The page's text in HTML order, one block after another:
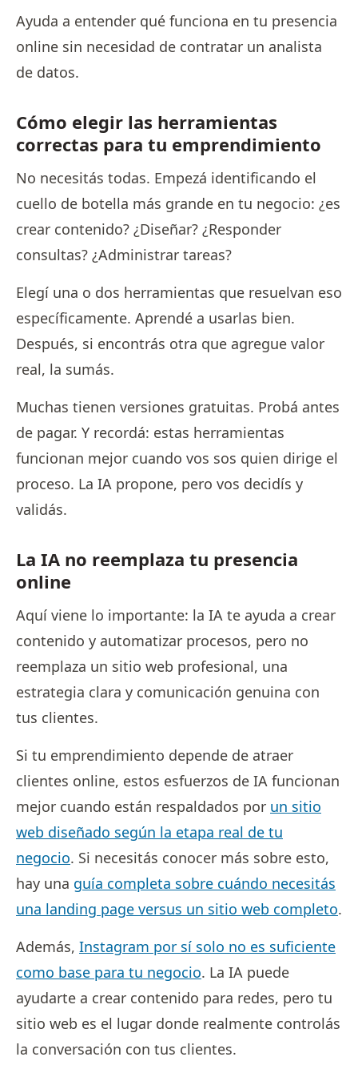
Ayuda a entender qué funciona en tu presencia
online sin necesidad de contratar un analista
de datos.
Cómo elegir las herramientas
correctas para tu emprendimiento
No necesitás todas. Empezá identificando el
cuello de botella más grande en tu negocio: ¿es
crear contenido? ¿Diseñar? ¿Responder
consultas? ¿Administrar tareas?
Elegí una o dos herramientas que resuelvan eso
específicamente. Aprendé a usarlas bien.
Después, si encontrás otra que agregue valor
real, la sumás.
Muchas tienen versiones gratuitas. Probá antes
de pagar. Y recordá: estas herramientas
funcionan mejor cuando vos sos quien dirige el
proceso. La IA propone, pero vos decidís y
validás.
La IA no reemplaza tu presencia
online
Aquí viene lo importante: la IA te ayuda a crear
contenido y automatizar procesos, pero no
reemplaza un sitio web profesional, una
estrategia clara y comunicación genuina con
tus clientes.
Si tu emprendimiento depende de atraer
clientes online, estos esfuerzos de IA funcionan
mejor cuando están respaldados por un sitio
web diseñado según la etapa real de tu
negocio. Si necesitás conocer más sobre esto,
hay una guía completa sobre cuándo necesitás
una landing page versus un sitio web completo.
Además, Instagram por sí solo no es suficiente
como base para tu negocio. La IA puede
ayudarte a crear contenido para redes, pero tu
sitio web es el lugar donde realmente controlás
la conversación con tus clientes.